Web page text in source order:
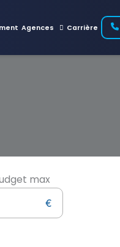
Agences Carrière
max